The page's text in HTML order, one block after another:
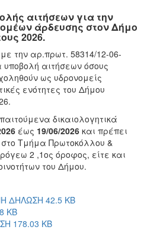
αιτήσεων για την
άρδευσης στον Δήμο
2026.
την αρ.πρωτ. 58314/12-06-
υποβολή αιτήσεων όσους
ως υδρονομείς
ενότητες του Δήμου
δικαιολογητικά
έως 19/06/2026 και πρέπει
Τμήμα Πρωτοκόλλου &
2 ,1ος όροφος, είτε και
του Δήμου.
ΔΗΛΩΣΗ 42.5 KB
KB
178.03 KB